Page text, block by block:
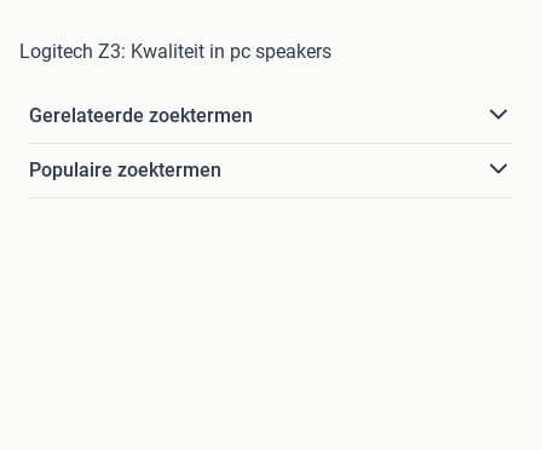
Logitech Z3: Kwaliteit in pc speakers
Gerelateerde zoektermen
Populaire zoektermen